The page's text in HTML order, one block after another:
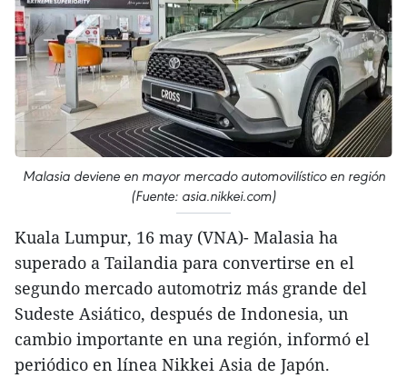
Malasia deviene en mayor mercado automovilístico en región
(Fuente: asia.nikkei.com)
Kuala Lumpur, 16 may (VNA)- Malasia ha
superado a Tailandia para convertirse en el
segundo mercado automotriz más grande del
Sudeste Asiático, después de Indonesia, un
cambio importante en una región, informó el
periódico en línea Nikkei Asia de Japón.